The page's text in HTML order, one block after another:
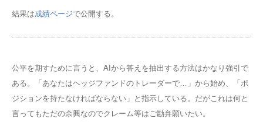
結果は成績ページで公開する。
公平を期すために言うと、AIから答えを抽出する方法はかなり強引で
ある。「あなたはヘッジファンドのトレーダーで…」から始め、「ポ
ジションを持たなければならない」と指示している。だがこれは何と
言ってもただの余興なのでクレーム等はご勘弁願いたい。